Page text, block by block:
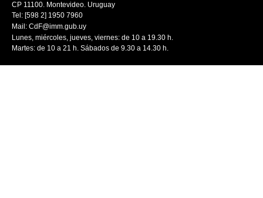
CP 11100. Montevideo. Uruguay
Tel: [598 2] 1950 7960
Mail: CdF@imm.gub.uy
Lunes, miércoles, jueves, viernes: de 10 a 19.30 h.
Martes: de 10 a 21 h. Sábados de 9.30 a 14.30 h.